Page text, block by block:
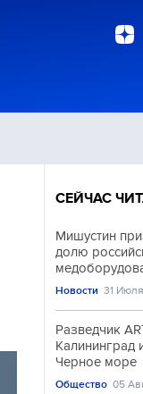
СЕЙЧАС
Мишустин
долю
Новости 31
Разведчик
Калининград
Черное море
Общество 05